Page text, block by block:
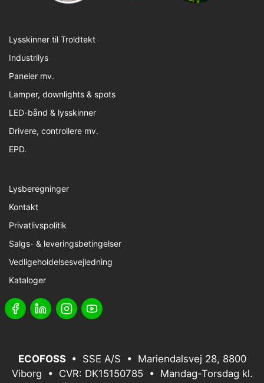
Lysskinner til Troldtekt
Industrilys
Paneler mv.
Lamper, downlights & spots
LED-bånd & lysskinner
Drivere, controllere mv.
EPD.
Lysberegninger
Kontakt
Privatlivspolitik
Salgs- & leveringsbetingelser
Vedligeholdelsesvejledning
Kataloger
ECOFOSS • SSE A/S • Mariendalsvej 28, 8800
Viborg • CVR: DK15150785 • Mandag-Torsdag kl.